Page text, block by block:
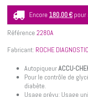
Encore 180,00 € pour
Référence 2280A
Fabricant: ROCHE
AutopiqueurACCU-
Pour le contrôle de
diabète.
Usage prévu: Usage